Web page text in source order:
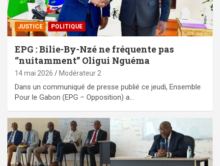
JUSTICE POLITIQUE
EPG : Bilie-By-Nzé ne fréquente pas
‘’nuitamment’’ Oligui Nguéma
14 mai 2026 Modérateur 2
Dans un communiqué de presse publié ce jeudi, Ensemble
Pour le Gabon (EPG – Opposition) a…